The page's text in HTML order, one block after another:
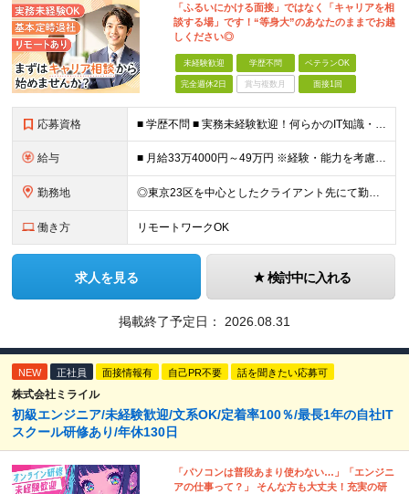
「ふるいにかける面接」ではなく「キャリアを相
談する場」です！“等身大”のあなたのままでお越
しください◎
未経験歓迎 学歴不問 ベテランOK
完全週休2日 賞与複数月 面接1回
応募資格 ■ 学歴不問 ■ 実務未経験歓迎！何らかのIT知識・学習経験をお持ちの方 （独学、ITスクール卒業生、少しだけ実務経験がある等、経験の浅い方も大歓迎です！） ＼こんな方にピッタリの環境です／ ◎面接
給与 ■ 月給33万4000円～49万円 ※経験・能力を考慮して優遇します。 ※上記には固定残業代（月30時間分・6万3500円～9万3100円）を含みます。超過分は全額支給。 ※待機期間中全額給与を保証
勤務地 ◎東京23区を中心としたクライアント先にて勤務いただきます（転居を伴う転勤なし） ◎在宅勤務も活用できます ■ 本社 東京都江戸川区南葛西3-5-3-402 (変更の範囲)上記を除く当社関連勤務地
働き方 リモートワークOK
求人を見る 検討中に入れる
掲載終了予定日： 2026.08.31
NEW 正社員 面接情報有 自己PR不要 話を聞きたい応募可
株式会社ミライル
初級エンジニア/未経験歓迎/文系OK/定着率100％/最長1年の自社IT
スクール研修あり/年休130日
「パソコンは普段あまり使わない…」「エンジニ
アの仕事って？」 そんな方も大丈夫！充実の研